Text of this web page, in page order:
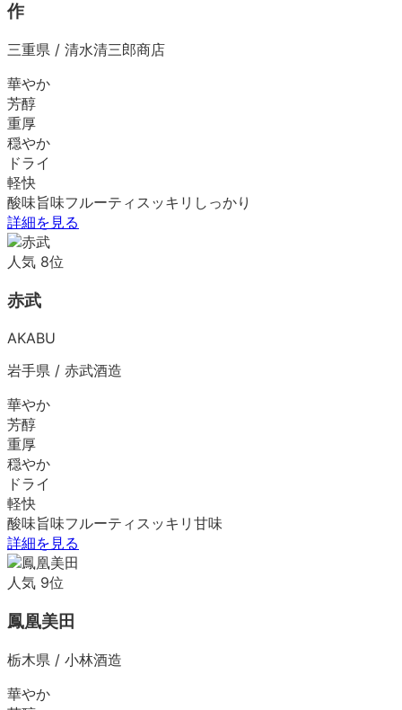
作
三重県 / 清水清三郎商店
華やか
芳醇
重厚
穏やか
ドライ
軽快
酸味旨味フルーティ スッキリ しっかり
詳細を見る
人気 8位
赤武
AKABU
岩手県 / 赤武酒造
華やか
芳醇
重厚
穏やか
ドライ
軽快
酸味旨味フルーティ スッキリ 甘味
詳細を見る
人気 9位
鳳凰美田
栃木県 / 小林酒造
華やか